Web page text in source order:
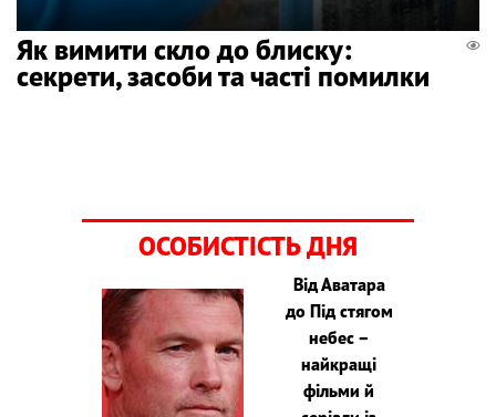
Як вимити скло до блиску:
секрети, засоби та часті помилки
ОСОБИСТІСТЬ ДНЯ
Від Аватара
до Під стягом
небес –
найкращі
фільми й